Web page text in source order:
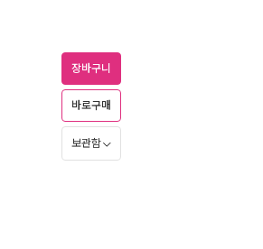
장바구니
바로구매
보관함